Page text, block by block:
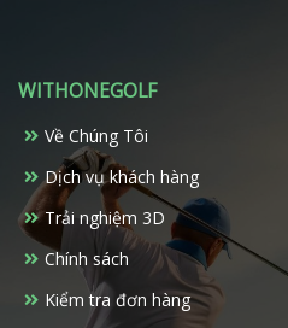
WITHONEGOLF
Về Chúng Tôi
Dịch vụ khách hàng
Trải nghiệm 3D
Chính sách
Kiểm tra đơn hàng